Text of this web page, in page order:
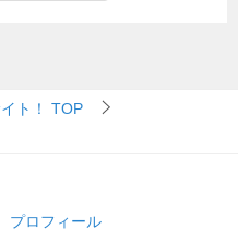
ト！
TOP
プロフィール